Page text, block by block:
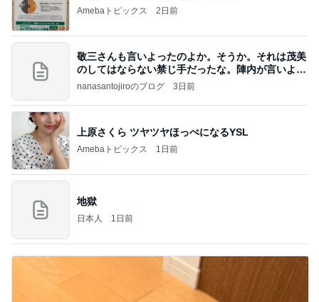
Amebaトピックス 2日前
敬三さんも言いよったのよか。そうか。それは茂美
のしてはならない禁じ手だったな。陣内が言いよる
のよ
nanasantojiroのブログ 3日前
上原さくら ツヤツヤほっぺになるYSL
Amebaトピックス 1日前
地獄
日本人 1日前